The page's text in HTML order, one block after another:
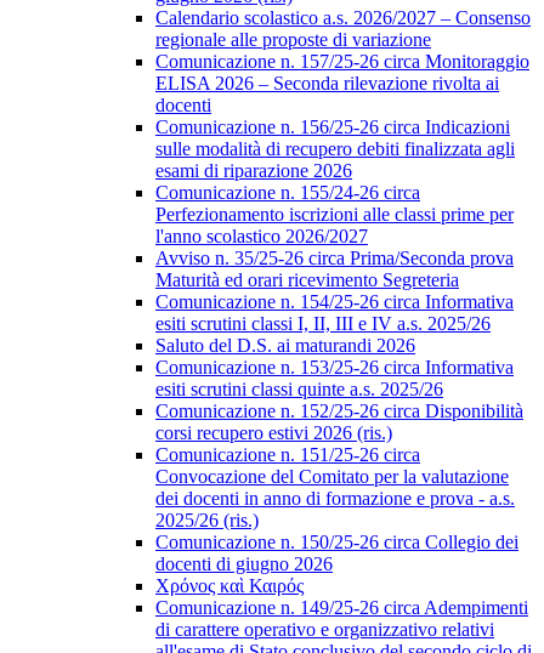
Calendario scolastico a.s. 2026/2027 – Consenso
regionale alle proposte di variazione
Comunicazione n. 157/25-26 circa Monitoraggio
ELISA 2026 – Seconda rilevazione rivolta ai
docenti
Comunicazione n. 156/25-26 circa Indicazioni
sulle modalità di recupero debiti finalizzata agli
esami di riparazione 2026
Comunicazione n. 155/24-26 circa
Perfezionamento iscrizioni alle classi prime per
l'anno scolastico 2026/2027
Avviso n. 35/25-26 circa Prima/Seconda prova
Maturità ed orari ricevimento Segreteria
Comunicazione n. 154/25-26 circa Informativa
esiti scrutini classi I, II, III e IV a.s. 2025/26
Saluto del D.S. ai maturandi 2026
Comunicazione n. 153/25-26 circa Informativa
esiti scrutini classi quinte a.s. 2025/26
Comunicazione n. 152/25-26 circa Disponibilità
corsi recupero estivi 2026 (ris.)
Comunicazione n. 151/25-26 circa
Convocazione del Comitato per la valutazione
dei docenti in anno di formazione e prova - a.s.
2025/26 (ris.)
Comunicazione n. 150/25-26 circa Collegio dei
docenti di giugno 2026
Χρόνος καὶ Καιρός
Comunicazione n. 149/25-26 circa Adempimenti
di carattere operativo e organizzativo relativi